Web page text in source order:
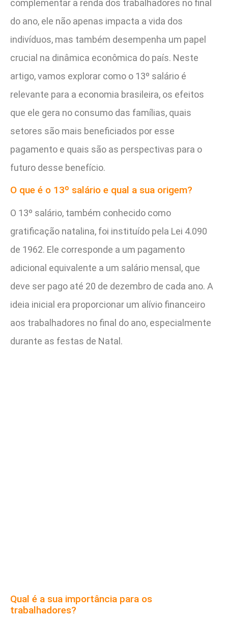
complementar a renda dos trabalhadores no final
do ano, ele não apenas impacta a vida dos
indivíduos, mas também desempenha um papel
crucial na dinâmica econômica do país. Neste
artigo, vamos explorar como o 13º salário é
relevante para a economia brasileira, os efeitos
que ele gera no consumo das famílias, quais
setores são mais beneficiados por esse
pagamento e quais são as perspectivas para o
futuro desse benefício.
O que é o 13º salário e qual a sua origem?
O 13º salário, também conhecido como
gratificação natalina, foi instituído pela Lei 4.090
de 1962. Ele corresponde a um pagamento
adicional equivalente a um salário mensal, que
deve ser pago até 20 de dezembro de cada ano. A
ideia inicial era proporcionar um alívio financeiro
aos trabalhadores no final do ano, especialmente
durante as festas de Natal.
Qual é a sua importância para os
trabalhadores?